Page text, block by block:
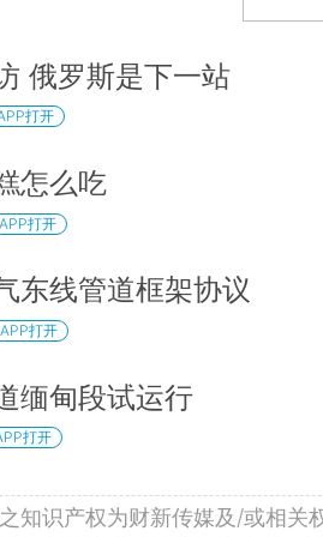
俄罗斯是下一站
打开
怎么吃
APP打开
东线管道框架协议
APP打开
缅甸段试运行
打开
知识产权为财新传媒及/或相关